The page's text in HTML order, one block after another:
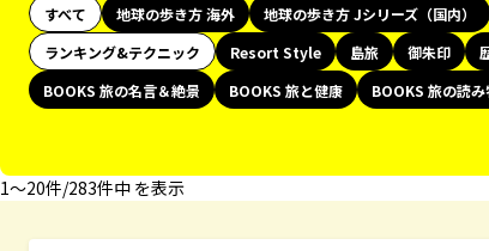
すべて 地球の歩き方 海外 地球の歩き方 Jシリーズ（国内）
ランキング&テクニック
Resort Style 島旅 御朱印
BOOKS 旅の名言＆絶景
BOOKS 旅と健康 BOOKS 旅の読み
1〜20件/283件中 を表示